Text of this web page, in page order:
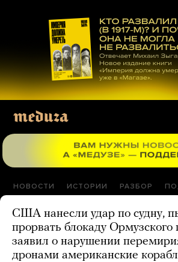
материалам
НОВОСТИ ИСТОРИИ РАЗБОР
США нанесли удар по судну,
прорвать блокаду
заявил о нарушении
дронами американские